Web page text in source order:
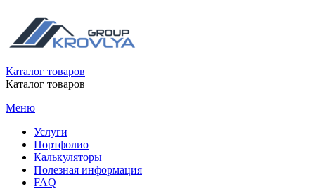
Каталог товаров
Каталог товаров
Меню
Услуги
Портфолио
Калькуляторы
Полезная информация
FAQ